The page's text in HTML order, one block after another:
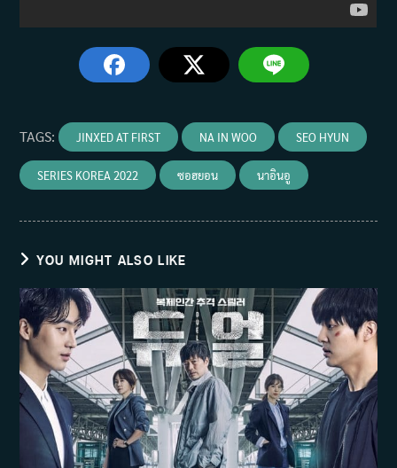
TAGS: JINXED AT FIRST NA IN WOO SEO HYUN
SERIES KOREA 2022 ซอฮยอน นาอินอู
YOU MIGHT ALSO LIKE